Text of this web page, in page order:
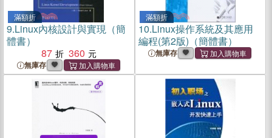
滿額折
9.Linux內核設計與實現（簡
體書）
87
360
無庫存
滿額折
10.Linux操作系統及其應用
編程(第2版)（簡體書）
無庫存